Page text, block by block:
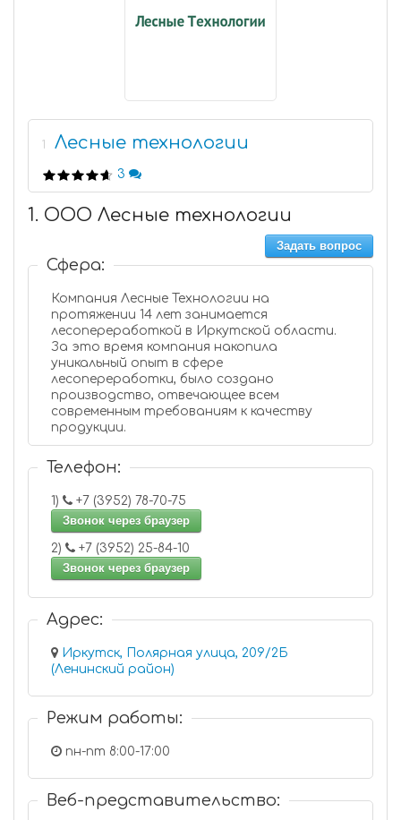
1 Лесные технологии
3
1. ООО Лесные технологии
Задать вопрос
Сфера:
Компания Лесные Технологии на
протяжении 14 лет занимается
лесопереработкой в Иркутской области.
За это время компания накопила
уникальный опыт в сфере
лесопереработки, было создано
производство, отвечающее всем
современным требованиям к качеству
продукции.
Телефон:
1)
+7 (3952) 78-70-75
Звонок через браузер
2)
+7 (3952) 25-84-10
Звонок через браузер
Адрес:
Иркутск, Полярная улица, 209/2Б
(Ленинский район)
Режим работы:
пн-пт 8:00-17:00
Веб-представительство: